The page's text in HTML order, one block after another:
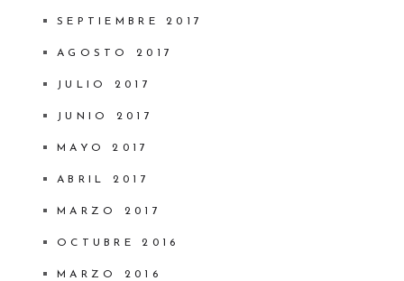
SEPTIEMBRE 2017
AGOSTO 2017
JULIO 2017
JUNIO 2017
MAYO 2017
ABRIL 2017
MARZO 2017
OCTUBRE 2016
MARZO 2016